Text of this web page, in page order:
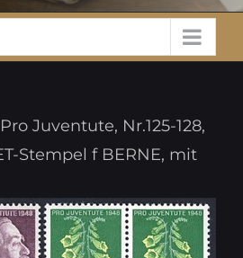
Juventute, Nr.125-128,
Stempel f BERNE, mit